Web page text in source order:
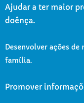
Ajudar a ter maior
doênça.
Desenvolver ações
família.
Promover